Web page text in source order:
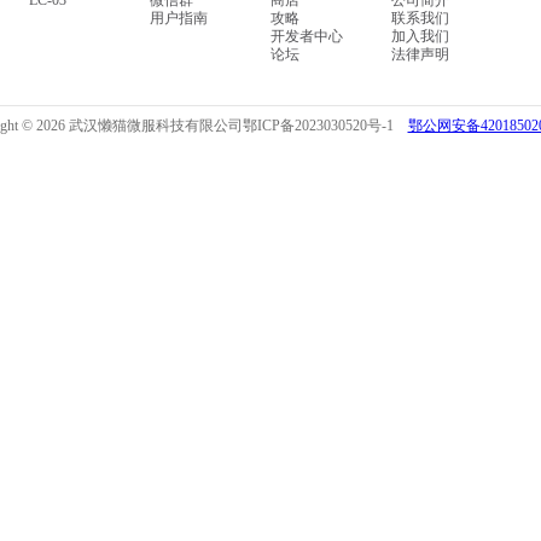
用户指南
攻略
开发者中心
论坛
联系我们
加入我们
法律声明
© 2026 武汉懒猫微服科技有限公司鄂ICP备2023030520号-1 鄂公网安备